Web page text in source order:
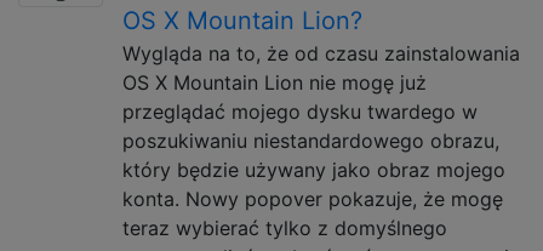
OS X Mountain Lion?
Wygląda na to, że od czasu zainstalowania
OS X Mountain Lion nie mogę już
przeglądać mojego dysku twardego w
poszukiwaniu niestandardowego obrazu,
który będzie używany jako obraz mojego
konta. Nowy popover pokazuje, że mogę
teraz wybierać tylko z domyślnego